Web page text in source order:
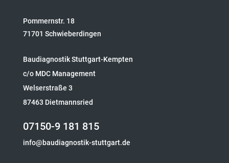
Pommernstr. 18
71701 Schwieberdingen
Baudiagnostik Stuttgart-Kempten
c/o MDC Management
Welserstraße 3
87463 Dietmannsried
07150-9 181 815
info@baudiagnostik-stuttgart.de